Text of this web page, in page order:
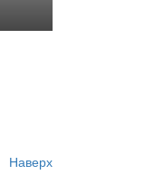
Наверх